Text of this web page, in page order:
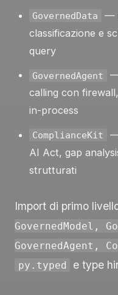
GovernedData
—
classificazione e
query
GovernedAgent
calling con
in-process
ComplianceKit
—
AI Act, gap
strutturati
Import di primo
GovernedModel,
GovernedAgent,
py.typed e type